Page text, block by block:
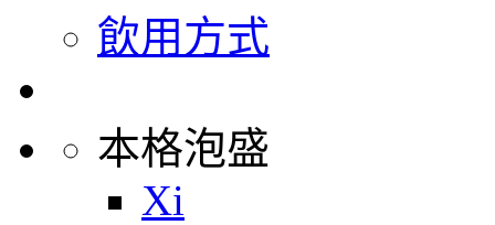
飲用方式
本格泡盛
Xi